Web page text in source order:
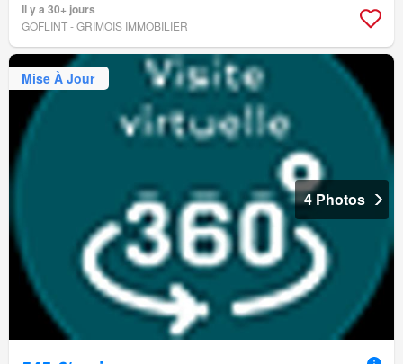
Il y a 30+ jours
GOFLINT - GRIMOIS IMMOBILIER
Mise À Jour
4 Photos